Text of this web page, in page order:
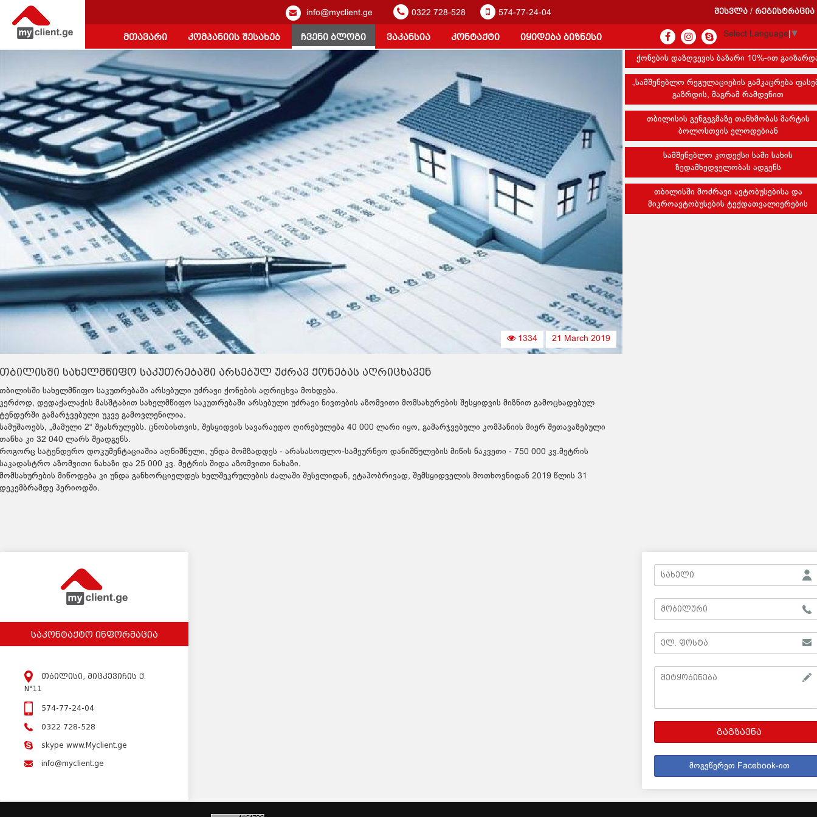
info@myclient.ge 0322 728-528 574-77-24-04 შესვლა / რეგისტრაცია
მთავარი კომპანიის შესახებ ჩვენი ბლოგი ვაკანსია კონტაქტი იყიდება ბიზნესი Select Language ▼
21 March 2019
1334
თბილისში სახელმწიფო საკუთრებაში არსებულ უძრავ ქონებას აღრიცხავენ
თბილისში სახელმწიფო საკუთრებაში არსებული უძრავი ქონების აღრიცხვა მოხდება.
კერძოდ, დედაქალაქის მასშტაბით სახელმწიფო საკუთრებაში არსებული უძრავი ნივთების აზომვითი მომსახურების შესყიდვის მიზნით გამოცხადებულ
ტენდერში გამარჯვებული უკვე გამოვლენილია.
სამუშაოებს, „მამული 2“ შეასრულებს. ცნობისთვის, შესყიდვის სავარაუდო ღირებულება 40 000 ლარი იყო, გამარჯვებული კომპანიის მიერ შეთავაზებული
თანხა კი 32 040 ლარს შეადგენს.
როგორც სატენდერო დოკუმენტაციაშია აღნიშნული, უნდა მომზადდეს - არასასოფლო-სამეურნეო დანიშნულების მიწის ნაკვეთი - 750 000 კვ.მეტრის
საკადასტრო აზომვითი ნახაზი და 25 000 კვ. მეტრის შიდა აზომვითი ნახაზი.
მომსახურების მიწოდება კი უნდა განხორციელდეს ხელშეკრულების ძალაში შესვლიდან, ეტაპობრივად, შემსყიდველის მოთხოვნიდან 2019 წლის 31
დეკემბრამდე პერიოდში.
ქონების დაზღვევის ბაზარი 10%-ით
„სამშენებლო რეგულაციების გამკაცრება
გაზრდის, მაგრამ რამდენით
თბილისის გენგეგმაზე თანხმობას მარტის
ბოლოსთვის ელოდებიან
სამშენებლო კოდექსი სამი სახის
ზედამხედველობას ადგენს
თბილისში მოძრავი ავტობუსებისა და
მიკროავტობუსების ტექდათვალიერების
საკონტაქტო ინფორმაცია
თბილისი, მიცკევიჩის ქ.
N°11
574-77-24-04
0322 728-528
skype www.Myclient.ge
info@myclient.ge
გაგზავნა
მოგვწერეთ Facebook-ით